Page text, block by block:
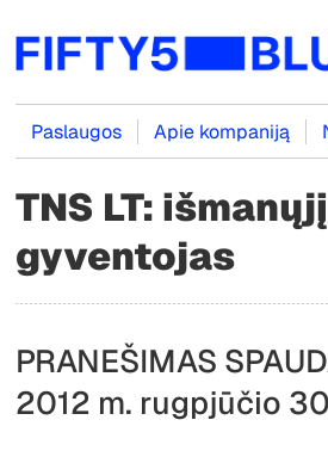
Paslaugos Apie kompaniją
TNS LT:
gyventojas
PRANEŠIMAS
2012 m. rugpjūčio